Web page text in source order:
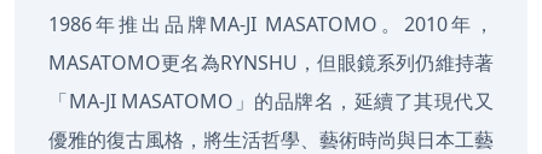
1986年推出品牌MA-JI MASATOMO。2010年，
MASATOMO更名為RYNSHU，但眼鏡系列仍維持著
「MA-JI MASATOMO」的品牌名，延續了其現代又
優雅的復古風格，將生活哲學、藝術時尚與日本工藝